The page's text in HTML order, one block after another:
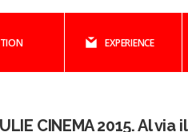
EXPERIENCE
CINEMA 2015. Al via il